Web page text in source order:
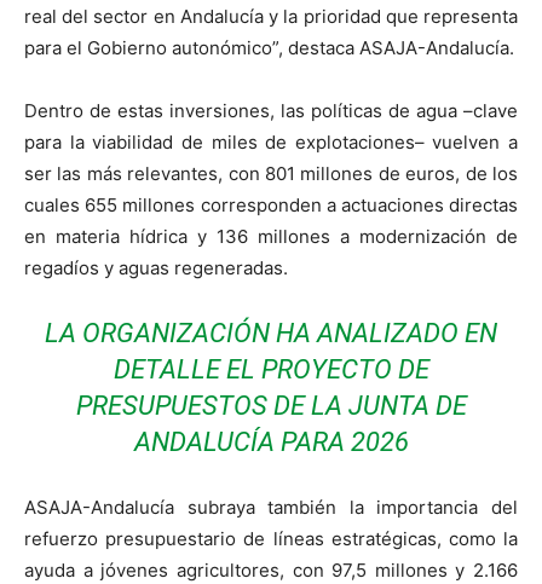
real del sector en Andalucía y la prioridad que representa
para el Gobierno autonómico”, destaca ASAJA-Andalucía.
Dentro de estas inversiones, las políticas de agua –clave
para la viabilidad de miles de explotaciones– vuelven a
ser las más relevantes, con 801 millones de euros, de los
cuales 655 millones corresponden a actuaciones directas
en materia hídrica y 136 millones a modernización de
regadíos y aguas regeneradas.
LA ORGANIZACIÓN HA ANALIZADO EN
DETALLE EL PROYECTO DE
PRESUPUESTOS DE LA JUNTA DE
ANDALUCÍA PARA 2026
ASAJA-Andalucía subraya también la importancia del
refuerzo presupuestario de líneas estratégicas, como la
ayuda a jóvenes agricultores, con 97,5 millones y 2.166